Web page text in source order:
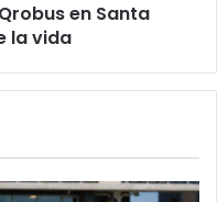
en Santa
la vida